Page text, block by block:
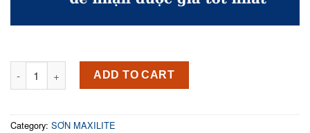
Sơn Maxilite nội thất MAXILITE TOTAL 30C 15L quantity
ADD TO CART
Category: SƠN MAXILITE